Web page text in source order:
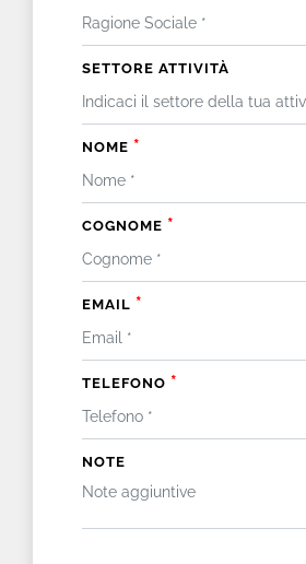
SETTORE ATTIVITÀ
NOME *
COGNOME *
EMAIL *
TELEFONO *
NOTE